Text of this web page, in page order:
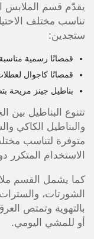
يقدّم قسم الملابس
تناسب مختلف
ستجدين:
قمصانًا رسمية مناسبة
قمصانًا كاجوال
بناطيل جينز مريحة
تتنوع البناطيل بين
والبناطيل الكاكي
متوفرة لتناسب
الاستخدام المتكرر
كما يشمل القسم
الشورتات،
بالتهوية وتمتص
أو للمشي اليومي.